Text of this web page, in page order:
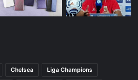
Chelsea Liga Champions